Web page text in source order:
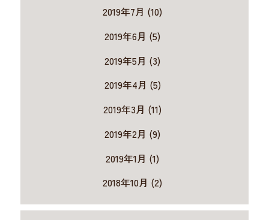
2019年7月 (10)
2019年6月 (5)
2019年5月 (3)
2019年4月 (5)
2019年3月 (11)
2019年2月 (9)
2019年1月 (1)
2018年10月 (2)